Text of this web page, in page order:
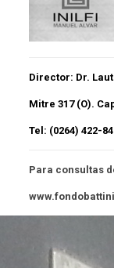
Director: Dr.
Mitre 317 (O).
Tel: (0264) 422-
Para consultas